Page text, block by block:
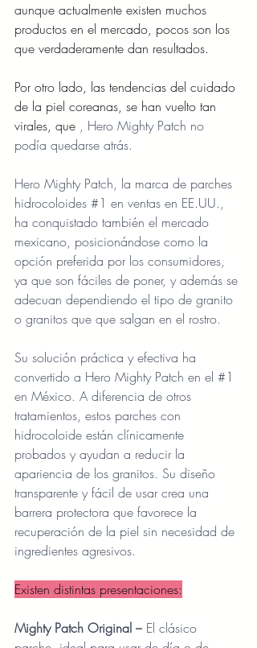
aunque actualmente existen muchos
productos en el mercado, pocos son los
que verdaderamente dan resultados.
Por otro lado, las tendencias del cuidado
de la piel coreanas, se han vuelto tan
virales, que , Hero Mighty Patch no
podía quedarse atrás.
Hero Mighty Patch, la marca de parches
hidrocoloides #1 en ventas en EE.UU.,
ha conquistado también el mercado
mexicano, posicionándose como la
opción preferida por los consumidores,
ya que son fáciles de poner, y además se
adecuan dependiendo el tipo de granito
o granitos que que salgan en el rostro.
Su solución práctica y efectiva ha
convertido a Hero Mighty Patch en el #1
en México. A diferencia de otros
tratamientos, estos parches con
hidrocoloide están clínicamente
probados y ayudan a reducir la
apariencia de los granitos​. Su diseño
transparente y fácil de usar crea una
barrera protectora que favorece la
recuperación de la piel sin necesidad de
ingredientes agresivos.
Existen distintas presentaciones:
Mighty Patch Original – El clásico